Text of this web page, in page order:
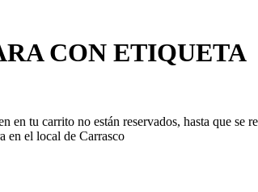
CON ETIQUETA
en tu carrito no están reservados, hasta que se
en el local de Carrasco